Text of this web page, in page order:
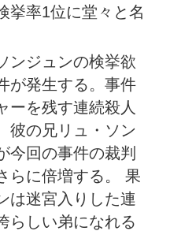
挙率1位に堂々と名
ンジュンの検挙欲
が発生する。事件
ーを残す連続殺人
彼の兄リュ・ソン
今回の事件の裁判
らに倍増する。 果
は迷宮入りした連
らしい弟になれる